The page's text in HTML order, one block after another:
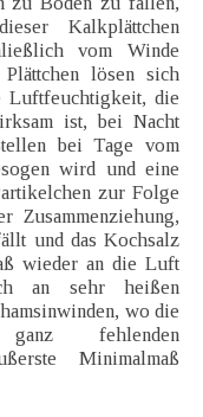
Kalkplättchen
vom Winde
lösen sich
Luftfeuchtigkeit, die
ist, bei Nacht
bei Tage vom
wird und eine
zur Folge
Zusammenziehung,
und das Kochsalz
wieder an die Luft
an sehr heißen
wo die
fehlenden
Minimalmaß